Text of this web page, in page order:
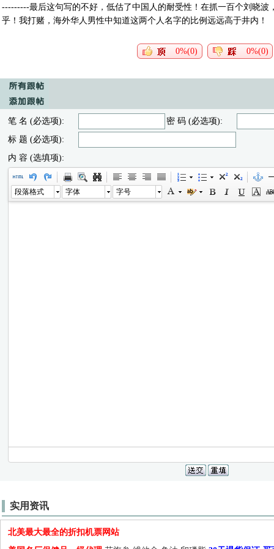
---------最后这句写的不好，低估了中国人的耐受性！在抓一百个刘晓波
乎！我打赌，海外华人男性中知道这两个人名字的比例远远高于井内！
0%(0) 0%(0)
笔 名 (必选项):
密 码 (必选项):
标 题 (必选项):
内 容 (选填项):
段落格式 字体 字号
实用资讯
北美最大最全的折扣机票网站